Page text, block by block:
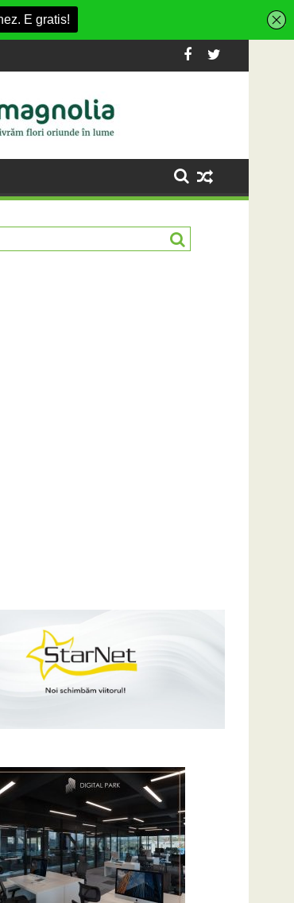
într-un nou centru cultural și de
Când luna devine o întrebare